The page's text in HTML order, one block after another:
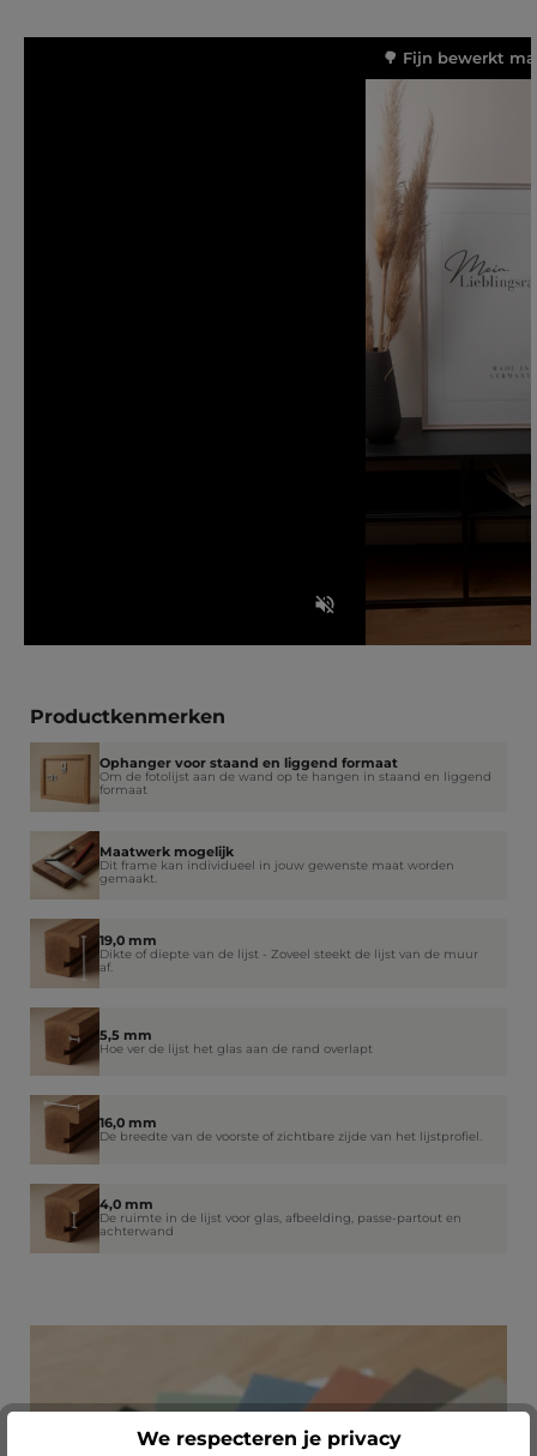
🌳 Fijn bewerkt
Productkenmerken
Ophanger voor staand en liggend formaat
Om de fotolijst aan de wand op te hangen in staand en liggend
formaat
Maatwerk mogelijk
Dit frame kan individueel in jouw gewenste maat worden
gemaakt.
19,0 mm
Dikte of diepte van de lijst - Zoveel steekt de lijst van de muur
af.
5,5 mm
Hoe ver de lijst het glas aan de rand overlapt
16,0 mm
De breedte van de voorste of zichtbare zijde van het lijstprofiel.
4,0 mm
De ruimte in de lijst voor glas, afbeelding, passe-partout en
achterwand
We respecteren je privacy